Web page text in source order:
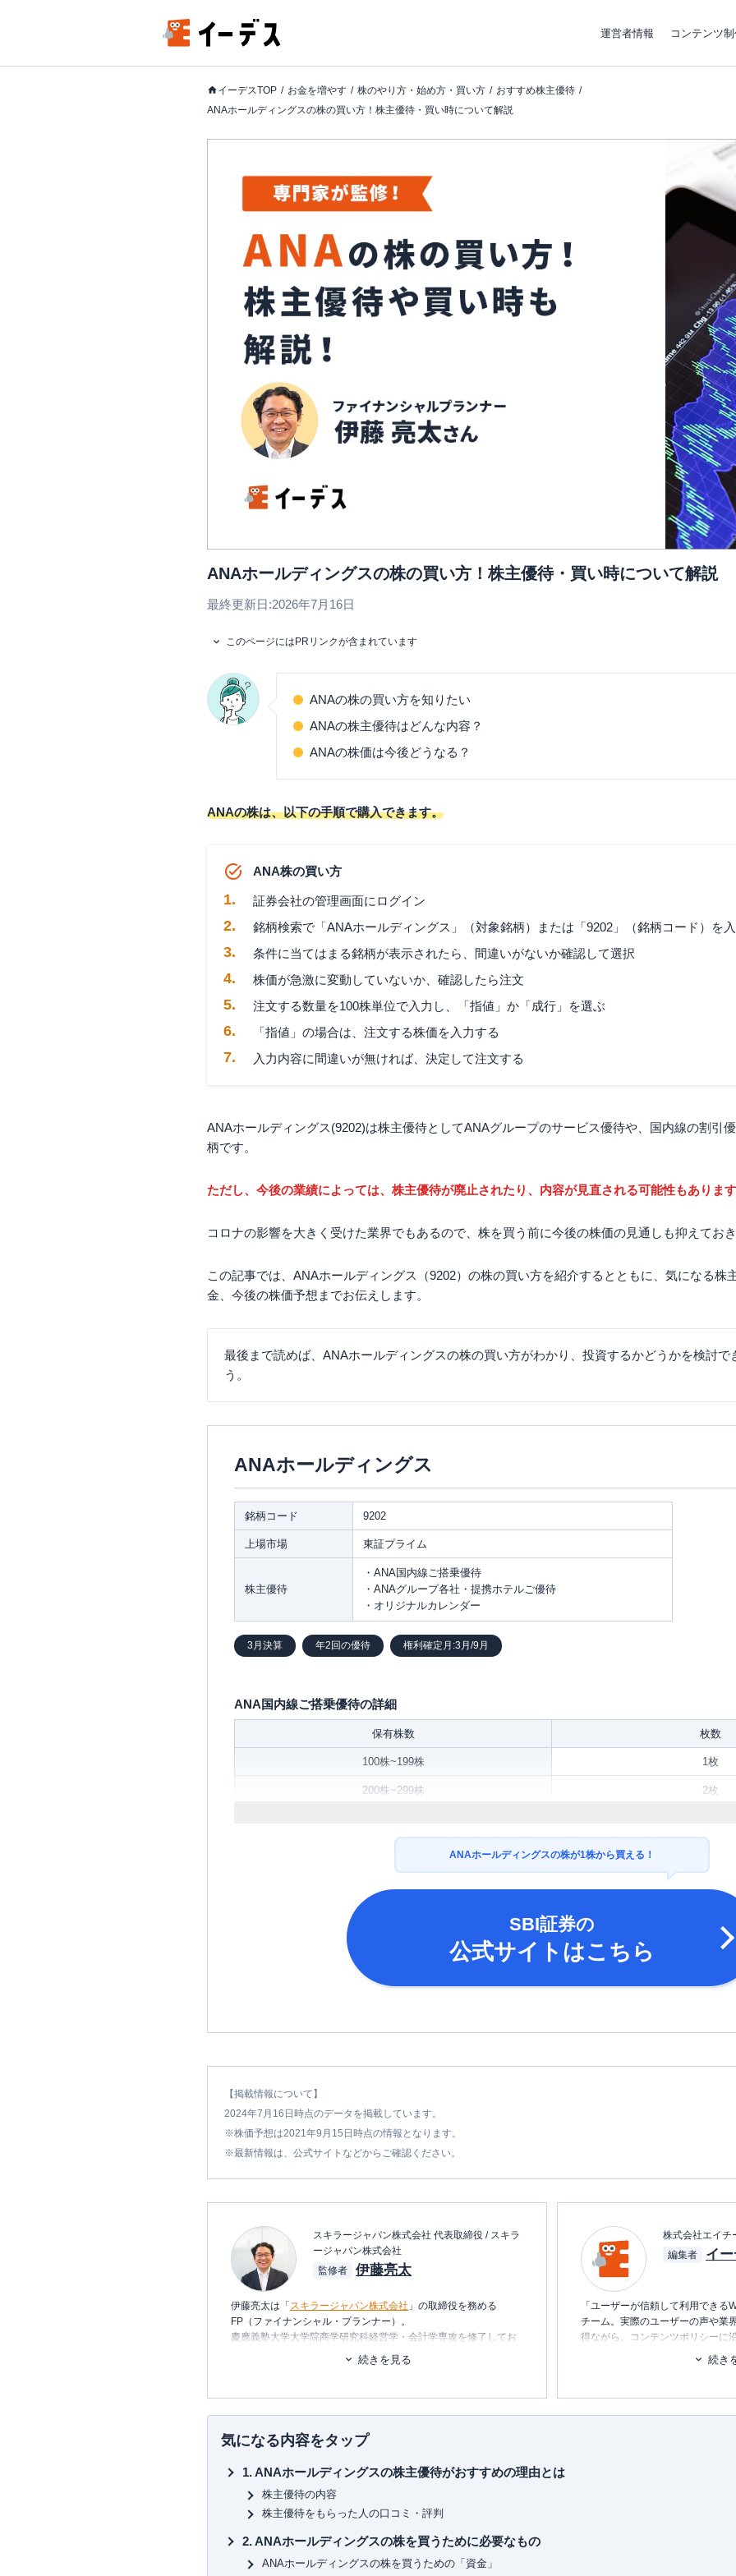
運営者情報 コンテンツ
イーデスTOP お金を増やす 株のやり方・始め方・買い方
おすすめ株主優待
ANAホールディングスの株の買い方！株主優待・買い時について解説
ANAホールディングスの株の買い方！株主優待・買い時について解説
最終更新日:2026年7月16日
このページにはPRリンクが含まれています
ANAの株の買い方を知りたい
ANAの株主優待はどんな内容？
ANAの株価は今後どうなる？
ANAの株は、以下の手順で購入できます。
ANA株の買い方
証券会社の管理画面にログイン
銘柄検索で「ANAホールディングス」（対象銘柄）または「9202」（銘柄コード）を
条件に当てはまる銘柄が表示されたら、間違いがないか確認して選択
株価が急激に変動していないか、確認したら注文
注文する数量を100株単位で入力し、「指値」か「成行」を選ぶ
「指値」の場合は、注文する株価を入力する
入力内容に間違いが無ければ、決定して注文する
ANAホールディングス(9202)は株主優待としてANAグループのサービス優待や、国内線の割引
柄です。
ただし、今後の業績によっては、株主優待が廃止されたり、内容が見直される可能性もあります
コロナの影響を大きく受けた業界でもあるので、株を買う前に今後の株価の見通しも抑えておき
この記事では、ANAホールディングス（9202）の株の買い方を紹介するとともに、気になる株
金、今後の株価予想までお伝えします。
最後まで読めば、ANAホールディングスの株の買い方がわかり、投資するかどうかを検討で
う。
ANAホールディングス
銘柄コード 9202
上場市場 東証プライム
株主優待
・ANA国内線ご搭乗優待
・ANAグループ各社・提携ホテルご優待
・オリジナルカレンダー
3月決算 年2回の優待 権利確定月:3月/9月
ANA国内線ご搭乗優待の詳細
保有株数 枚数
100株~199株 1枚
200株~299株 2枚
1,000株~99,999株
※1,000株超過分は400株
10枚
※100,000株超過分は800
ANAホールディングスの株が1株から買える！
SBI証券の
公式サイトはこちら
【掲載情報について】
2024年7月16日時点のデータを掲載しています。
※株価予想は2021年9月15日時点の情報となります。
※最新情報は、公式サイトなどからご確認ください。
スキラージャパン株式会社 代表取締役 / スキラ
ージャパン株式会社
監修者
伊藤亮太
伊藤亮太は「 スキラージャパン株式会社 」の取締役を務める
FP（ファイナンシャル・プランナー）。
慶應義塾大学大学院商学研究科経営学・会計学専攻を修了してお
その後、証券会社にて営業・経営企画・社長秘書・投資銀行業務
現在は富裕層個人の資産設計を中心としたマネー・ライフプラン
の提案・策定・サポート等を行う傍ら、資産運用に関連するセミ
ナー講師や講演 を多数行う。
7日でマスターNISA&iDeCoがおもしろいくらいわかる本
図解即戦力 金融のしくみがこれ1冊でしっかりわかる教科書
ゼロからはじめる！ お金のしくみ見るだけノート
など
続きを見る
株式会社エイチ
編集者
イ
「ユーザーが信頼して利用でき
チーム。実際のユーザーの声や業
得ながら、コンテンツポリシーに
ます。暮らしに関するトピックを
消し、最適な選択を支援するため
■書籍
初心者でもわかる！お金に関する
続き
気になる内容をタップ
ANAホールディングスの株主優待がおすすめの理由とは
株主優待の内容
株主優待をもらった人の口コミ・評判
ANAホールディングスの株を買うために必要なもの
ANAホールディングスの株を買うための「資金」